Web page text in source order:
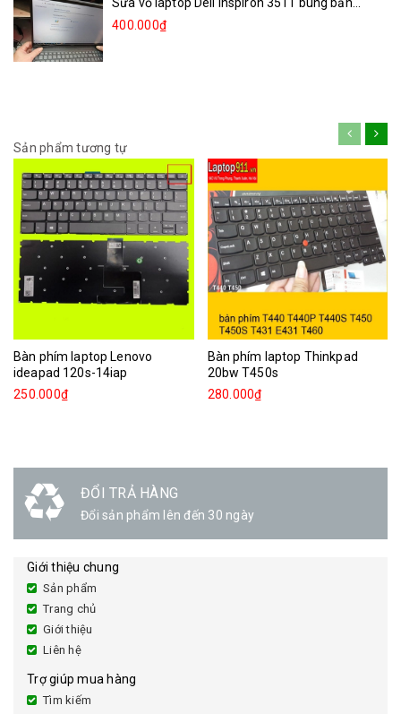
400.000₫
Sản phẩm tương tự
Bàn phím laptop Lenovo
ideapad 120s-14iap
250.000₫
Bàn phím laptop Thinkpad
20bw T450s
280.000₫
ĐỔI TRẢ HÀNG
Đổi sản phẩm lên đến 30 ngày
Giới thiệu chung
Sản phẩm
Trang chủ
Giới thiệu
Liên hệ
Trợ giúp mua hàng
Tìm kiếm